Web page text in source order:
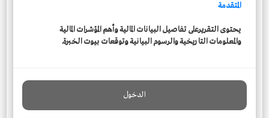
المتقدمة
يحتوى التقريرعلى تفاصيل البيانات المالية وأهم المؤشرات المالية
والمعلومات التاريخية والرسوم البيانية وتوقعات بيوت الخبرة.
الدخول